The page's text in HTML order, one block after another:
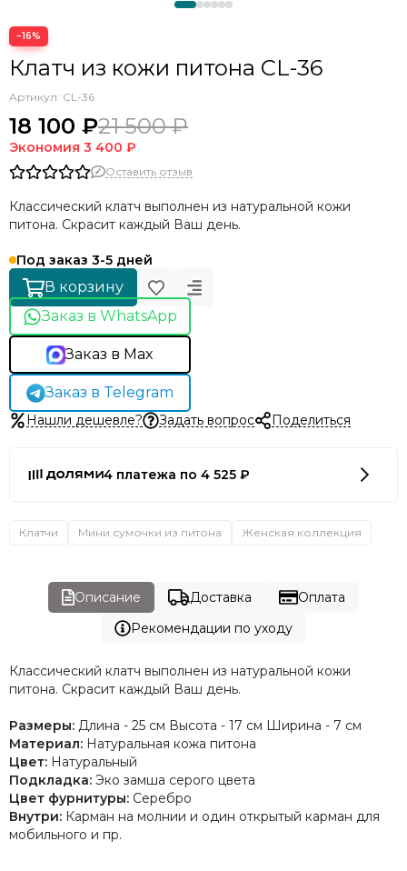
−16%
Клатч из кожи питона CL-36
Артикул: CL-36
18 100 ₽21 500 ₽
Экономия 3 400 ₽
Оставить отзыв
Классический клатч выполнен из натуральной кожи
питона. Скрасит каждый Ваш день.
Под заказ 3-5 дней
В корзину
Заказ в WhatsApp
Заказ в Max
Заказ в Telegram
Нашли дешевле? Задать вопрос Поделиться
4 платежа по 4 525 ₽
Клатчи Мини сумочки из питона Женская коллекция
Описание Доставка
Оплата
Рекомендации по уходу
Классический клатч выполнен из натуральной кожи
питона. Скрасит каждый Ваш день.
Размеры: Длина - 25 см Высота - 17 см Ширина - 7 см
Материал: Натуральная кожа питона
Цвет: Натуральный
Подкладка: Эко замша серого цвета
Цвет фурнитуры: Серебро
Внутри: Карман на молнии и один открытый карман для
мобильного и пр.